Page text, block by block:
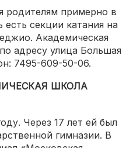
родителям примерно в
есть секции катания на
Академическая
адресу улица Большая
7495-609-50-06.
ШКОЛА
Через 17 лет ей был
гимназии. В